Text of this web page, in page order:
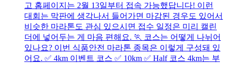
고 홈페이지는 2월 13일부터 접속 가능했답니다! 이런
대회는 막판에 생각나서 들어가면 마감된 경우도 있어서
비슷한 마라톤도 관심 있으시면 접수 일정은 미리 캘린
더에 넣어두는 게 마음 편해요. 🏃 코스는 어떻게 나뉘어
있나요? 이번 식품안전 마라톤 종목은 이렇게 구성돼 있
어요. ✅ 4km 이벤트 코스 ✅ 10km ✅ Half 코스 4km는 부